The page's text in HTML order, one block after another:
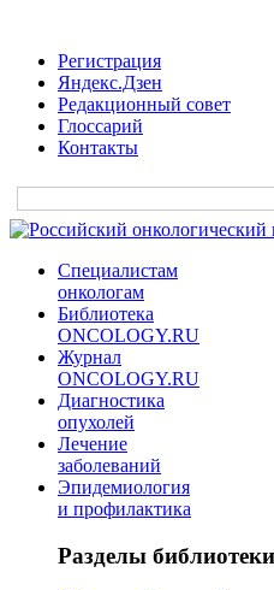
Регистрация
Яндекс.Дзен
Редакционный совет
Глоссарий
Контакты
Специалистам
онкологам
Библиотека
ONCOLOGY.RU
Журнал
ONCOLOGY.RU
Диагностика
опухолей
Лечение
заболеваний
Эпидемиология
и профилактика
Разделы